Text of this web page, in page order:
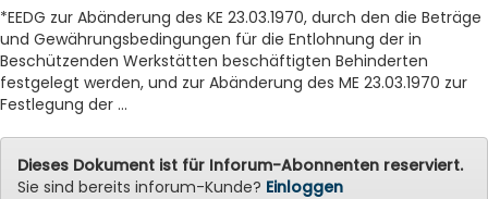
*EEDG zur Abänderung des KE 23.03.1970, durch den die Beträge
und Gewährungsbedingungen für die Entlohnung der in
Beschützenden Werkstätten beschäftigten Behinderten
festgelegt werden, und zur Abänderung des ME 23.03.1970 zur
Festlegung der ...
Dieses Dokument ist für Inforum-Abonnenten reserviert.
Sie sind bereits inforum-Kunde? Einloggen